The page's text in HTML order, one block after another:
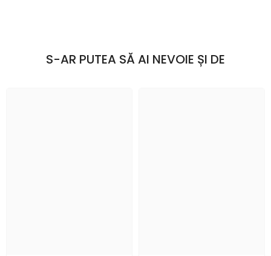
S-AR PUTEA SĂ AI NEVOIE ȘI DE